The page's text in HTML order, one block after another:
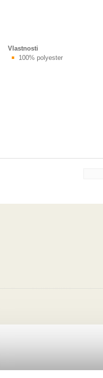
Vlastnosti
100% polyester